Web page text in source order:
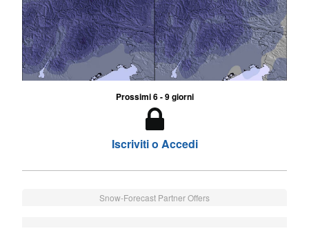
Prossimi 6 - 9 giorni
Iscriviti o Accedi
Snow-Forecast Partner Offers